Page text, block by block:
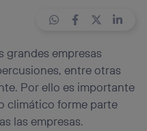
grandes empresas
entre otras
Por ello es importante
climático forme parte
las empresas.